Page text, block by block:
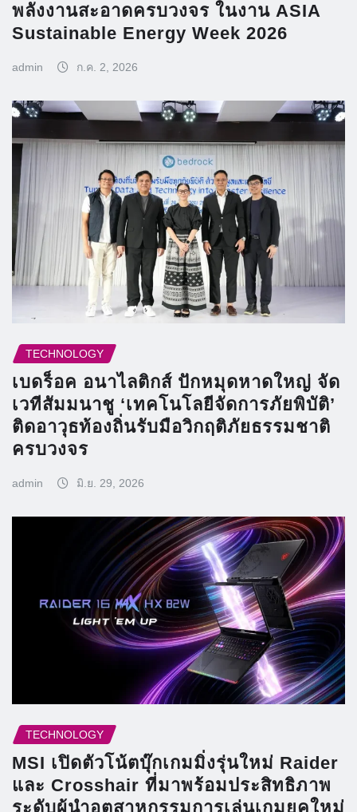
พลังงานสะอาดครบวงจร ในงาน ASIA
Sustainable Energy Week 2026
admin ก.ค. 2, 2026
TECHNOLOGY
เบดร็อค อนาไลติกส์ ปักหมุดหาดใหญ่ จัด
เวทีสัมมนาชู ‘เทคโนโลยีจัดการภัยพิบัติ’
ติดอาวุธท้องถิ่นรับมือวิกฤติภัยธรรมชาติ
ครบวงจร
admin มิ.ย. 29, 2026
TECHNOLOGY
MSI เปิดตัวโน้ตบุ๊กเกมมิ่งรุ่นใหม่ Raider
และ Crosshair ที่มาพร้อมประสิทธิภาพ
ระดับผู้นำอุตสาหกรรมการเล่นเกมยุคใหม่